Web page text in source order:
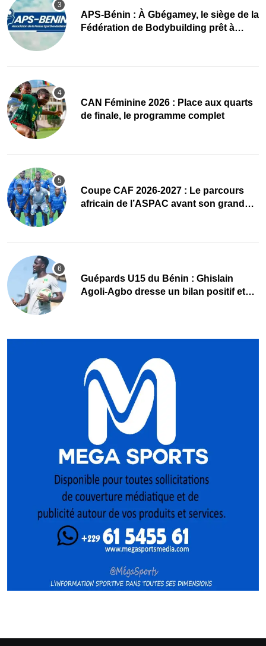
APS-Bénin : À Gbégamey, le siège de la
Fédération de Bodybuilding prêt à
CAN Féminine 2026 : Place aux quarts
de finale, le programme complet
Coupe CAF 2026-2027 : Le parcours
africain de l’ASPAC avant son grand
Guépards U15 du Bénin : Ghislain
Agoli-Agbo dresse un bilan positif et